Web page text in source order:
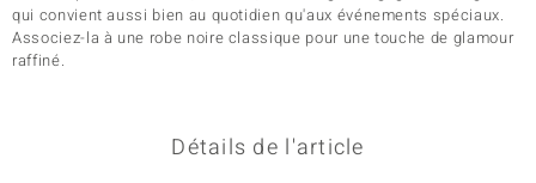
qui convient aussi bien au quotidien qu'aux événements spéciaux.
Associez-la à une robe noire classique pour une touche de glamour
raffiné.
Détails de l'article